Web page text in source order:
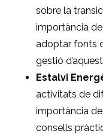
sobre la
importància
adoptar fonts
gestió
Estalvi
activitats de
importància de
consells